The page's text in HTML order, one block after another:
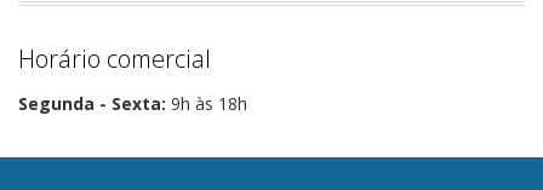
Horário comercial
Segunda - Sexta: 9h às 18h